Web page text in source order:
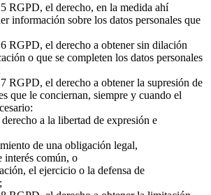
RGPD, el derecho, en la medida ahí
información sobre los datos personales que
RGPD, el derecho a obtener sin dilación
o que se completen los datos personales
RGPD, el derecho a obtener la supresión de
que le conciernan, siempre y cuando el
a la libertad de expresión e
de una obligación legal,
interés común, o
el ejercicio o la defensa de